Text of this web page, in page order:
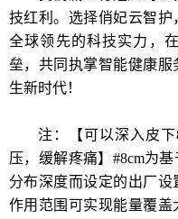
技红利。选择俏妃云智
全球领先的科技实力，
垒，共同执掌智能健康
生新时代！
注：
【可以深入皮
压，缓解疼痛】#8cm为
分布深度而设定的出厂
作用范围可实现能量覆